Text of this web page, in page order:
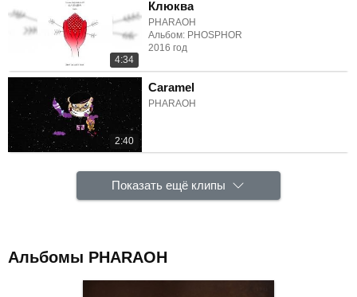
4:34
Клюква
PHARAOH
Альбом: PHOSPHOR
2016 год
2:40
Caramel
PHARAOH
Показать ещё клипы
Альбомы PHARAOH